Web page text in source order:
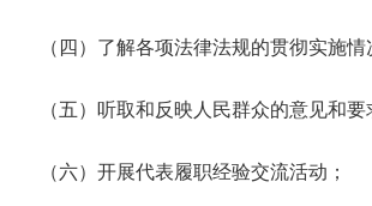
（四）了解各项法律法规的贯彻实施情
（五）听取和反映人民群众的意见和要
（六）开展代表履职经验交流活动；